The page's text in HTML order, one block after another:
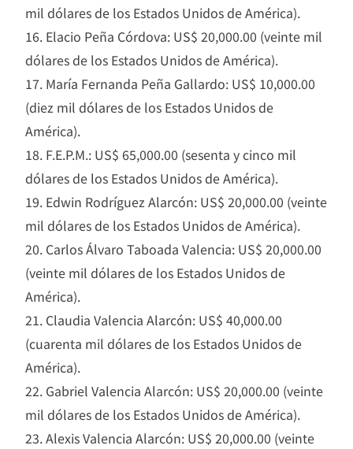
mil dólares de los Estados Unidos de América).
16. Elacio Peña Córdova: US$ 20,000.00 (veinte mil
dólares de los Estados Unidos de América).
17. María Fernanda Peña Gallardo: US$ 10,000.00
(diez mil dólares de los Estados Unidos de
América).
18. F.E.P.M.: US$ 65,000.00 (sesenta y cinco mil
dólares de los Estados Unidos de América).
19. Edwin Rodríguez Alarcón: US$ 20,000.00 (veinte
mil dólares de los Estados Unidos de América).
20. Carlos Álvaro Taboada Valencia: US$ 20,000.00
(veinte mil dólares de los Estados Unidos de
América).
21. Claudia Valencia Alarcón: US$ 40,000.00
(cuarenta mil dólares de los Estados Unidos de
América).
22. Gabriel Valencia Alarcón: US$ 20,000.00 (veinte
mil dólares de los Estados Unidos de América).
23. Alexis Valencia Alarcón: US$ 20,000.00 (veinte